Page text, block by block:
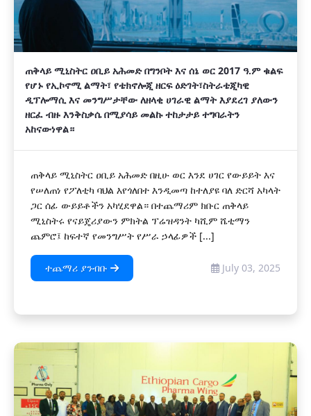
ጠቅላይ ሚኒስትር ዐቢይ አሕመድ በግንቦት እና ሰኔ ወር 2017 ዓ.ም ቁልፍ
የሆኑ የኢኮኖሚ ልማት፣ የቴክኖሎጂ ዘርፍ ዕድገት፣ስትራቴጂካዊ
ዲፕሎማሲ እና መንግሥታቸው ለዘላቂ ሀገራዊ ልማት እያደረገ ያለውን
ዘርፈ ብዙ እንቅስቃሴ በሚያሳይ መልኩ ተከታታይ ተግባራትን
አከናውነዋል።
ጠቅላይ ሚኒስትር ዐቢይ አሕመድ በዚሁ ወር እንደ ሀገር የውይይት እና
የሠለጠነ የፖለቲካ ባህል እየጎለበተ እንዲመጣ ከተለያዩ ባለ ድርሻ አካላት
ጋር ሰፊ ውይይቶችን አካሂደዋል። በተጨማሪም ክቡር ጠቅላይ
ሚኒስትሩ የናይጄሪያውን ምክትል ፕሬዝዳንት ካሺም ሼቲማን
ጨምሮ፤ ከፍተኛ የመንግሥት የሥራ ኃላፊዎች [...]
ተጨማሪ ያንብቡ July 03, 2025